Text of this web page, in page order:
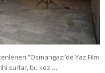
“Osmangazi’de Yaz Film
surlar, bu kez …